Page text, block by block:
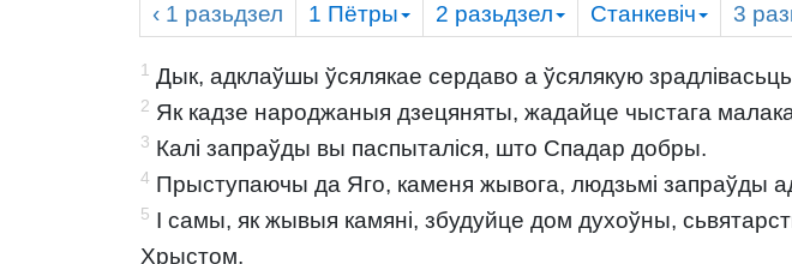
‹ 1 разьдзел 1 Пётры 2 разьдзел Станкевіч 3
1 Дык, адклаўшы ўсялякае сердаво а ўсялякую
2 Як кадзе народжаныя дзецяняты, жадайце чыстага
3 Калі запраўды вы паспыталіся, што Спадар добры.
4 Прыступаючы да Яго, каменя жывога, людзьмі запраўды
5 І самы, як жывыя камяні, збудуйце дом духоўны,
Хрыстом.